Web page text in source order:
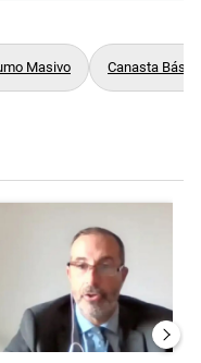
Masivo Canasta
"El fiscal intimó a